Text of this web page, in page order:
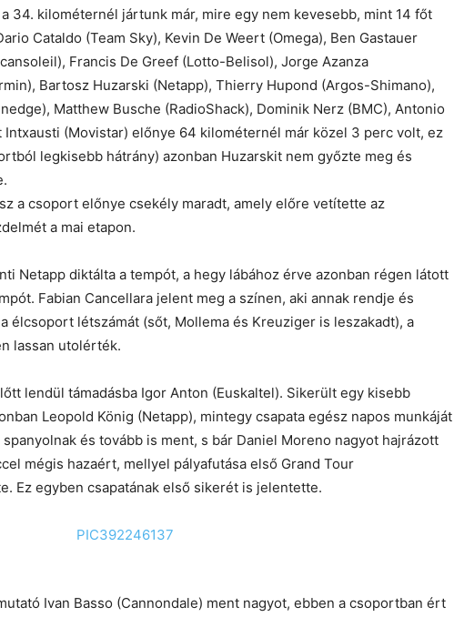
34. kilométernél jártunk már, mire egy nem kevesebb, mint 14 főt
Cataldo (Team Sky), Kevin De Weert (Omega), Ben Gastauer
Francis De Greef (Lotto-Belisol), Jorge Azanza
Bartosz Huzarski (Netapp), Thierry Hupond (Argos-Shimano),
Matthew Busche (RadioShack), Dominik Nerz (BMC), Antonio
Intxausti (Movistar) előnye 64 kilométernél már közel 3 perc volt, ez
legkisebb hátrány) azonban Huzarskit nem győzte meg és
a csoport előnye csekély maradt, amely előre vetítette az
a mai etapon.
Netapp diktálta a tempót, a hegy lábához érve azonban régen látott
Fabian Cancellara jelent meg a színen, aki annak rendje és
élcsoport létszámát (sőt, Mollema és Kreuziger is leszakadt), a
lassan utolérték.
lendül támadásba Igor Anton (Euskaltel). Sikerült egy kisebb
Leopold König (Netapp), mintegy csapata egész napos munkáját
és tovább is ment, s bár Daniel Moreno nagyot hajrázott
mégis hazaért, mellyel pályafutása első Grand Tour
Ez egyben csapatának első sikerét is jelentette.
Ivan Basso (Cannondale) ment nagyot, ebben a csoportban ért